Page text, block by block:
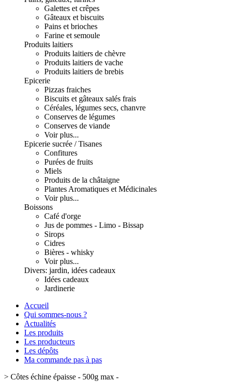
Galettes et crêpes
Gâteaux et biscuits
Pains et brioches
Farine et semoule
Produits laitiers
Produits laitiers de chèvre
Produits laitiers de vache
Produits laitiers de brebis
Epicerie
Pizzas fraiches
Biscuits et gâteaux salés frais
Céréales, légumes secs, chanvre
Conserves de légumes
Conserves de viande
Voir plus...
Epicerie sucrée / Tisanes
Confitures
Purées de fruits
Miels
Produits de la châtaigne
Plantes Aromatiques et Médicinales
Voir plus...
Boissons
Café d'orge
Jus de pommes - Limo - Bissap
Sirops
Cidres
Bières - whisky
Voir plus...
Divers: jardin, idées cadeaux
Idées cadeaux
Jardinerie
Accueil
Qui sommes-nous ?
Actualités
Les produits
Les producteurs
Les dépôts
Ma commande pas à pas
> Côtes échine épaisse - 500g max -